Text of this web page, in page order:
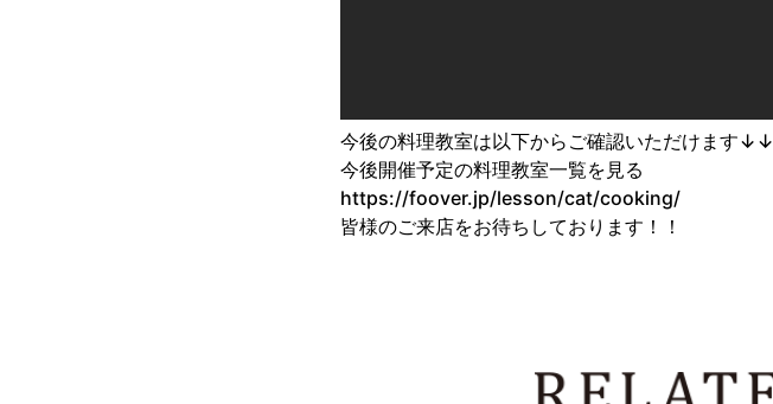
今後の料理教室は以下からご確認いただけます↓↓
今後開催予定の料理教室一覧を見る
https://foover.jp/lesson/cat/cooking/
皆様のご来店をお待ちしております！！